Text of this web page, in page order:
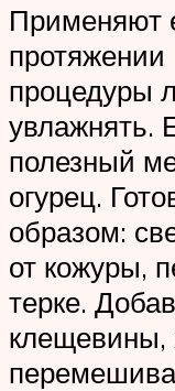
Применяют
процедуры
увлажнять.
полезный
огурец.
образом:
от кожуры,
терке.
клещевины,